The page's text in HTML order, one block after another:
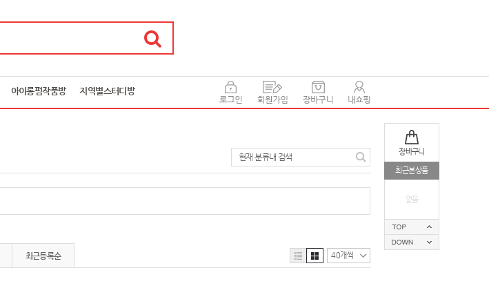
아이롱펌작품방 지역별스터디방
장바구니
최근본상품
없음
현재 분류내 검색
최근등록순 40개씩